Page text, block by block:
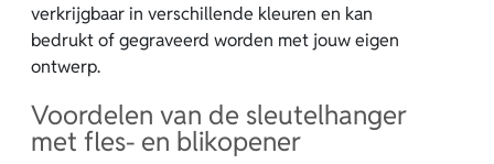
verkrijgbaar in verschillende kleuren en kan
bedrukt of gegraveerd worden met jouw eigen
ontwerp.
Voordelen van de sleutelhanger
met fles- en blikopener